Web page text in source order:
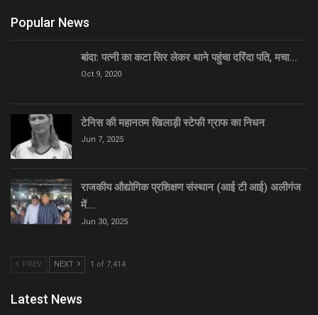
Popular News
बांदा: पत्नी का कटा सिर लेकर थाने पहुंचा दरिंदा पति, मचा…
Oct 9, 2020
टेनिस की महानतम खिलाड़ी स्टेफी ग्राफ का निधन
Jun 7, 2025
राजकीय औद्योगिक प्रशिक्षण संस्थान (आई टी आई) अलीगंज
में…
Jun 30, 2025
PREV NEXT 1 of 7,414
Latest News